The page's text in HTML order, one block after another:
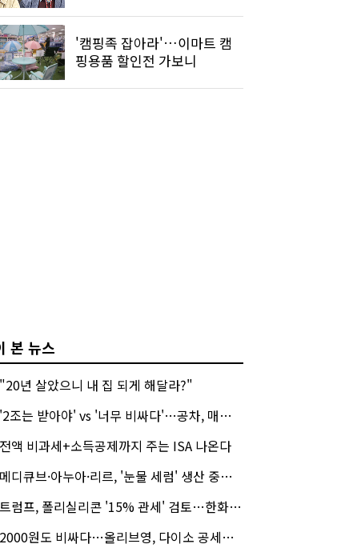
'캠핑족 잡아라'…이마트 캠
핑용품 할인전 가보니
본 뉴스
"20년 살았으니 내 집 되게 해달라?"
'2조는 받아야' vs '너무 비싸다'…공차, 매각 성공할까
전액 비과세+소득공제까지 주는 ISA 나온다
메디큐브·아누아·리르, '눈물 세럼' 생산 중단한다
트럼프, 폴리실리콘 '15% 관세' 검토…한화큐셀·OCI 영향은?
2000원도 비싸다…올리브영, 다이소 공세에 '가성비'로 맞불